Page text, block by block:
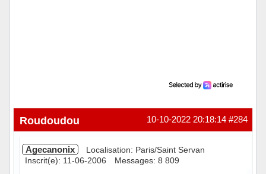
#284
10-10-2022 20:18:14
Roudoudou
Agecanonix
Localisation: Paris/Saint Servan
Inscrit(e): 11-06-2006
Messages: 8 809